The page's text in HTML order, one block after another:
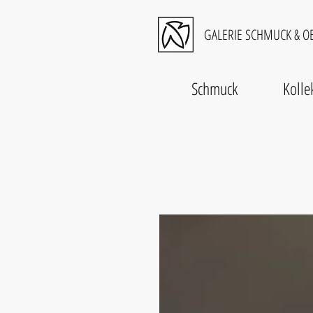
GALERIE SCHMUCK &
Schmuck